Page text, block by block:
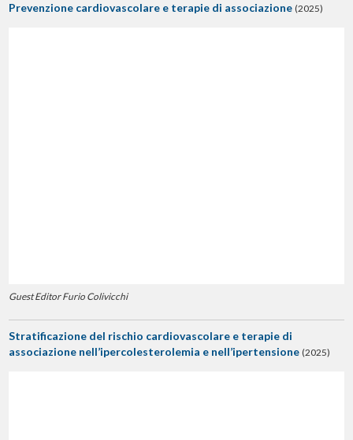
Prevenzione cardiovascolare e terapie di associazione (2025)
Guest Editor Furio Colivicchi
Stratificazione del rischio cardiovascolare e terapie di
associazione nell’ipercolesterolemia e nell’ipertensione (2025)